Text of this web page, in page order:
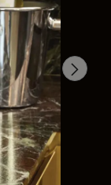
Edoné
@edone.it
Alessi
@alessi.uy